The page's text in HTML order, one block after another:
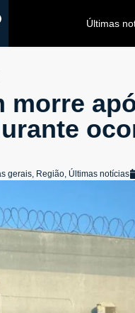
Últimas
morre
gerais, Região, Últimas notícias